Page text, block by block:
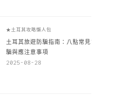
★土耳其攻略懶人包
土耳其旅遊防騙指南：八點常見詐
騙與應注意事項
2025-08-28